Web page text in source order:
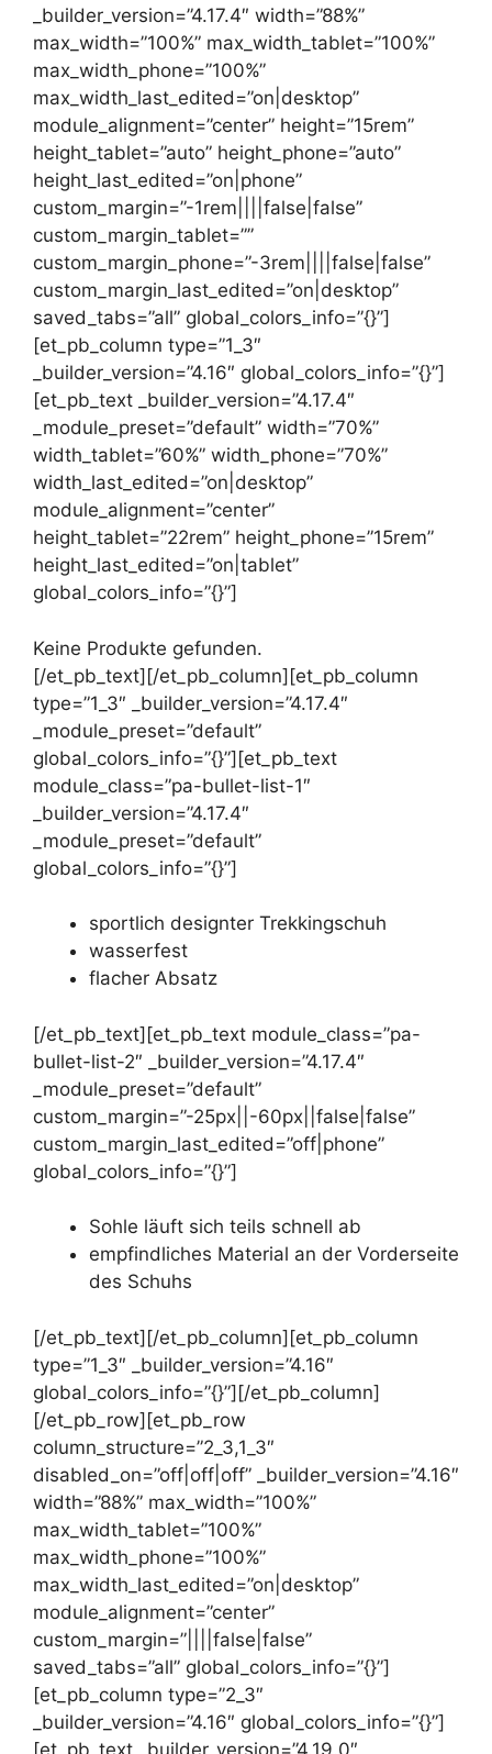
_builder_version=”4.17.4″ width=”88%”
max_width=”100%” max_width_tablet=”100%”
max_width_phone=”100%”
max_width_last_edited=”on|desktop”
module_alignment=”center” height=”15rem”
height_tablet=”auto” height_phone=”auto”
height_last_edited=”on|phone”
custom_margin=”-1rem||||false|false”
custom_margin_tablet=””
custom_margin_phone=”-3rem||||false|false”
custom_margin_last_edited=”on|desktop”
saved_tabs=”all” global_colors_info=”{}”]
[et_pb_column type=”1_3″
_builder_version=”4.16″ global_colors_info=”{}”]
[et_pb_text _builder_version=”4.17.4″
_module_preset=”default” width=”70%”
width_tablet=”60%” width_phone=”70%”
width_last_edited=”on|desktop”
module_alignment=”center”
height_tablet=”22rem” height_phone=”15rem”
height_last_edited=”on|tablet”
global_colors_info=”{}”]
Keine Produkte gefunden.
[/et_pb_text][/et_pb_column][et_pb_column
type=”1_3″ _builder_version=”4.17.4″
_module_preset=”default”
global_colors_info=”{}”][et_pb_text
module_class=”pa-bullet-list-1″
_builder_version=”4.17.4″
_module_preset=”default”
global_colors_info=”{}”]
sportlich designter Trekkingschuh
wasserfest
flacher Absatz
[/et_pb_text][et_pb_text module_class=”pa-
bullet-list-2″ _builder_version=”4.17.4″
_module_preset=”default”
custom_margin=”-25px||-60px||false|false”
custom_margin_last_edited=”off|phone”
global_colors_info=”{}”]
Sohle läuft sich teils schnell ab
empfindliches Material an der Vorderseite
des Schuhs
[/et_pb_text][/et_pb_column][et_pb_column
type=”1_3″ _builder_version=”4.16″
global_colors_info=”{}”][/et_pb_column]
[/et_pb_row][et_pb_row
column_structure=”2_3,1_3″
disabled_on=”off|off|off” _builder_version=”4.16″
width=”88%” max_width=”100%”
max_width_tablet=”100%”
max_width_phone=”100%”
max_width_last_edited=”on|desktop”
module_alignment=”center”
custom_margin=”||||false|false”
saved_tabs=”all” global_colors_info=”{}”]
[et_pb_column type=”2_3″
_builder_version=”4.16″ global_colors_info=”{}”]
[et_pb_text _builder_version=”4.19.0″